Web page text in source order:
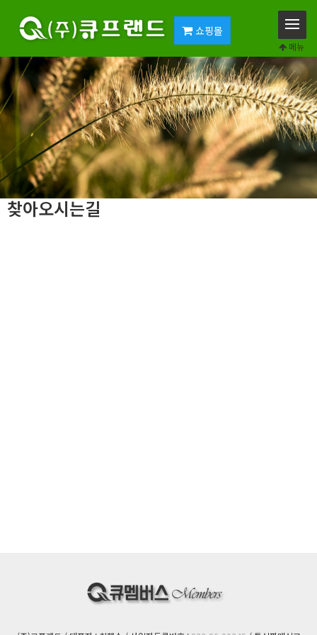
쇼핑몰
메뉴
찾아오시는길
주소 : 광주광역시 북구 참판로 135 1층